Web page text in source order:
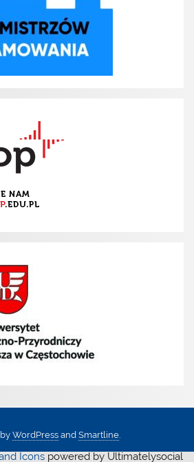
WordPress and Smartline
Iconspowered by Ultimatelysocial